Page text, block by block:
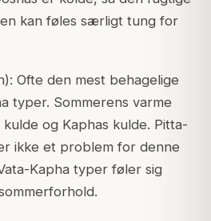
kan føles særligt tung for
Ofte den mest behagelige
typer. Sommerens varme
og Kaphas kulde. Pitta-
ikke et problem for denne
Kapha typer føler sig